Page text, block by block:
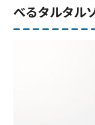
べるタルタル